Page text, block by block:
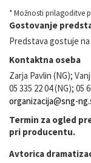
* Možnosti prilagoditve
Gostovanje
Predstava gostuje
Kontaktna oseba
Zarja Pavlin (NG);
05 335 22 04 (NG); 05
organizacija@sng-
Termin za ogled
pri producentu.
Avtorica